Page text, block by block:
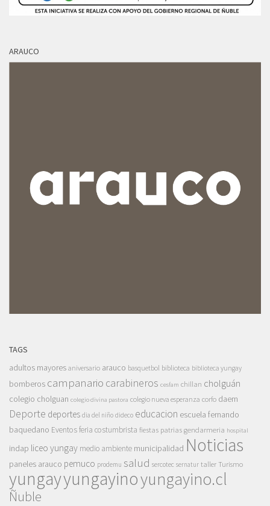
ARAUCO
TAGS
adultos mayores aniversario arauco basquetbol biblioteca biblioteca yungay
bomberos campanario carabineros cesfam chillan cholguán
colegio cholguan colegio divina pastora colegio nueva esperanza corfo daem
Deporte deportes dia del niño dideco educacion escuela fernando
baquedano Eventosferia costumbrista fiestas patrias gendarmeria hospital
indap liceo yungay medio ambiente municipalidad Noticias
paneles arauco pemuco prodemu salud sercotec sernatur taller Turismo
yungayyungayinoyungayino.cl
Ñuble